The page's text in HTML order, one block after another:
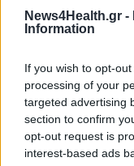
News4Health.gr -
Information
If you wish to opt-
processing of your
targeted advertising
section to confirm
opt-out request is
interest-based ads
ΠΟΛΙΤΙΚΉ ΥΓΕΊΑΣ
Αττικό